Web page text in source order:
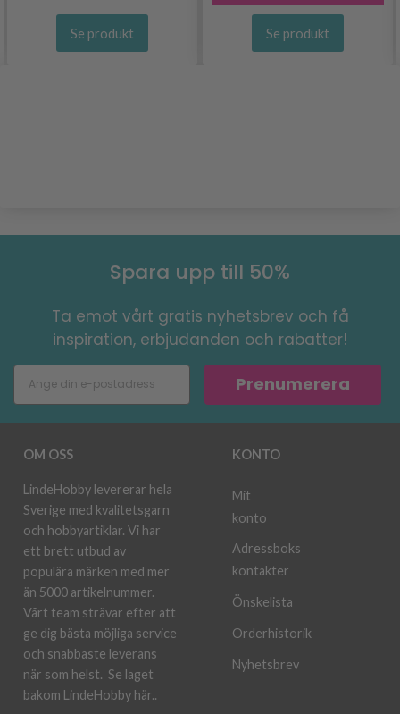
Se produkt Se produkt
Spara upp till 50%
Ta emot vårt gratis nyhetsbrev och få
inspiration, erbjudanden och rabatter!
Prenumerera
OM OSS
LindeHobby levererar hela
Sverige med kvalitetsgarn
och hobbyartiklar. Vi har
ett brett utbud av
populära märken med mer
än 5000 artikelnummer.
Vårt team strävar efter att
ge dig bästa möjliga service
och snabbaste leverans
när som helst. Se laget
bakom LindeHobby här..
KONTO
Mit
konto
Adressboks
kontakter
Önskelista
Orderhistorik
Nyhetsbrev